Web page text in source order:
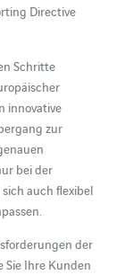
Directive
Schritte
innovative
zur
bei der
auch flexibel
der
Sie Ihre Kunden